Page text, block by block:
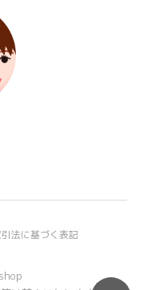
法に基づく表記